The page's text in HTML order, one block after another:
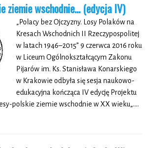
ziemie wschodnie… (edycja IV)
„Polacy bez Ojczyzny. Losy Polaków na
Kresach Wschodnich II Rzeczypospolitej
w latach 1946–2015” 9 czerwca 2016 roku
w Liceum Ogólnokształcącym Zakonu
Pijarów im. Ks. Stanisława Konarskiego
w Krakowie odbyła się sesja naukowo-
edukacyjna kończąca IV edycję Projektu
polskie ziemie wschodnie w XX wieku„….